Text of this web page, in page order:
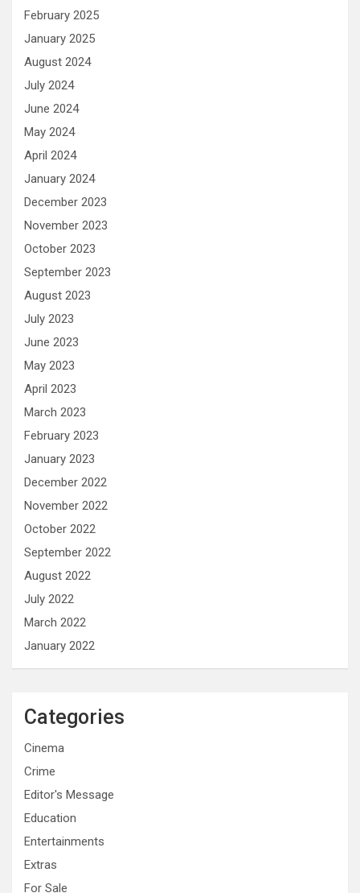
February 2025
January 2025
August 2024
July 2024
June 2024
May 2024
April 2024
January 2024
December 2023
November 2023
October 2023
September 2023
August 2023
July 2023
June 2023
May 2023
April 2023
March 2023
February 2023
January 2023
December 2022
November 2022
October 2022
September 2022
August 2022
July 2022
March 2022
January 2022
Categories
Cinema
Crime
Editor's Message
Education
Entertainments
Extras
For Sale